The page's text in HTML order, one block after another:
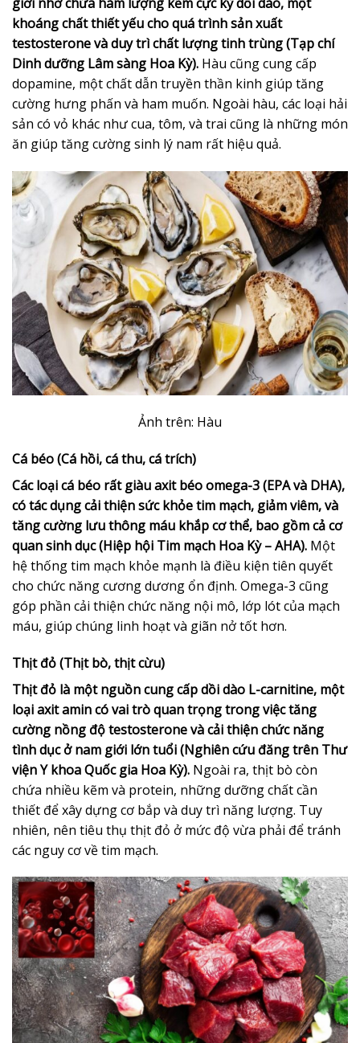
khoáng chất thiết yếu cho quá trình sản xuất
testosterone và duy trì chất lượng tinh trùng (Tạp chí
Dinh dưỡng Lâm sàng Hoa Kỳ). Hàu cũng cung cấp
dopamine, một chất dẫn truyền thần kinh giúp tăng
cường hưng phấn và ham muốn. Ngoài hàu, các loại hải
sản có vỏ khác như cua, tôm, và trai cũng là những món
ăn giúp tăng cường sinh lý nam rất hiệu quả.
Ảnh trên: Hàu
Cá béo (Cá hồi, cá thu, cá trích)
Các loại cá béo rất giàu axit béo omega-3 (EPA và DHA),
có tác dụng cải thiện sức khỏe tim mạch, giảm viêm, và
tăng cường lưu thông máu khắp cơ thể, bao gồm cả cơ
quan sinh dục (Hiệp hội Tim mạch Hoa Kỳ – AHA). Một
hệ thống tim mạch khỏe mạnh là điều kiện tiên quyết
cho chức năng cương dương ổn định. Omega-3 cũng
góp phần cải thiện chức năng nội mô, lớp lót của mạch
máu, giúp chúng linh hoạt và giãn nở tốt hơn.
Thịt đỏ (Thịt bò, thịt cừu)
Thịt đỏ là một nguồn cung cấp dồi dào L-carnitine, một
loại axit amin có vai trò quan trọng trong việc tăng
cường nồng độ testosterone và cải thiện chức năng
tình dục ở nam giới lớn tuổi (Nghiên cứu đăng trên Thư
viện Y khoa Quốc gia Hoa Kỳ). Ngoài ra, thịt bò còn
chứa nhiều kẽm và protein, những dưỡng chất cần
thiết để xây dựng cơ bắp và duy trì năng lượng. Tuy
nhiên, nên tiêu thụ thịt đỏ ở mức độ vừa phải để tránh
các nguy cơ về tim mạch.